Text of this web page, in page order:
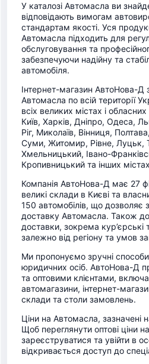
У каталозі Автомасла ви
відповідають вимогам
стандартам якості. Уся
Автомасла підходить для
обслуговування та
забезпечуючи надійну та
автомобіля.
Інтернет-магазин АвтоНова-Д
Автомасла по всій території
всіх великих містах і
Київ, Харків, Дніпро, Одеса,
Ріг, Миколаїв, Вінниця,
Суми, Житомир, Рівне, Луцьк,
Хмельницький, Івано-
Кропивницький та інших
Компанія АвтоНова-Д має 27
великі склади в Києві та
150 автомобілів, що дозволяє
доставку Автомасла. Також
доставки, зокрема кур’єрські
залежно від регіону та умов
Ми пропонуємо зручні способи
юридичних осіб. АвтоНова-Д
та оптовими клієнтами,
автомагазини, інтернет-
склади та столи замовлень.
Ціни на Автомасла, зазначені
Щоб переглянути оптові ціни
зареєструватися та увійти в
відкривається доступ до